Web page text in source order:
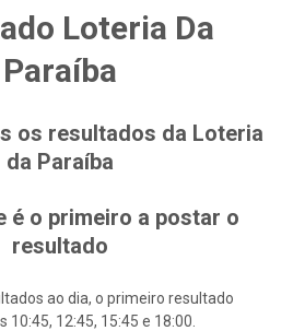
Loteria Da
Paraíba
os resultados da Loteria
da Paraíba
é o primeiro a postar o
resultado
ao dia, o primeiro resultado
10:45, 12:45, 15:45 e 18:00.